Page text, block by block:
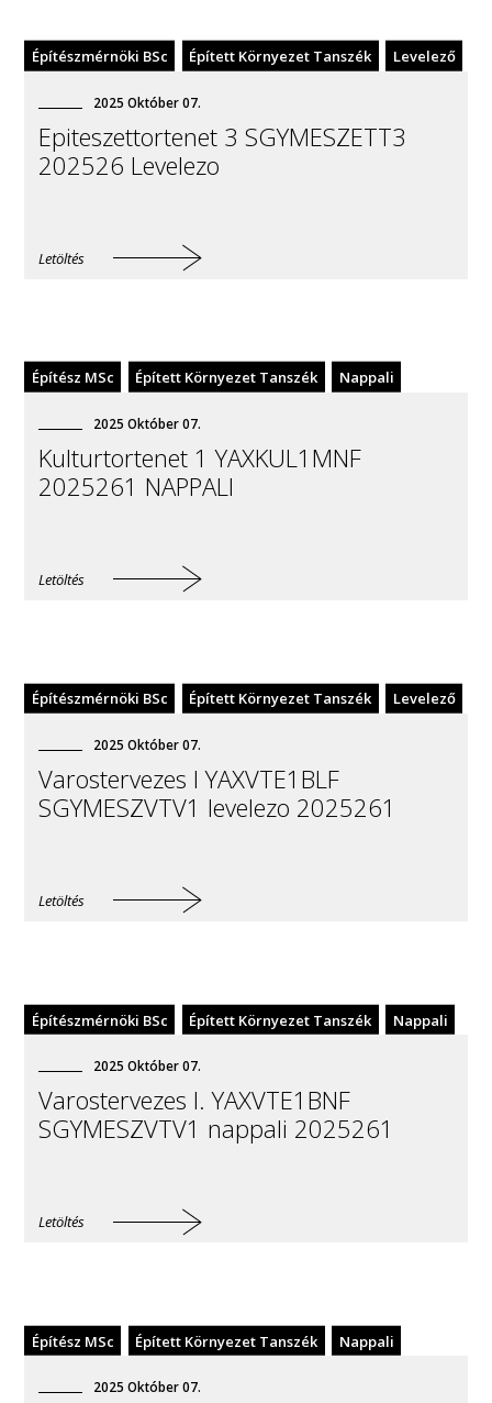
Építészmérnöki BSc Épített Környezet Tanszék Levelező
2025 Október 07.
Epiteszettortenet 3 SGYMESZETT3
202526 Levelezo
Letöltés
Építész MSc Épített Környezet Tanszék Nappali
2025 Október 07.
Kulturtortenet 1 YAXKUL1MNF
2025261 NAPPALI
Letöltés
Építészmérnöki BSc Épített Környezet Tanszék Levelező
2025 Október 07.
Varostervezes I YAXVTE1BLF
SGYMESZVTV1 levelezo 2025261
Letöltés
Építészmérnöki BSc Épített Környezet Tanszék Nappali
2025 Október 07.
Varostervezes I. YAXVTE1BNF
SGYMESZVTV1 nappali 2025261
Letöltés
Építész MSc Épített Környezet Tanszék Nappali
2025 Október 07.